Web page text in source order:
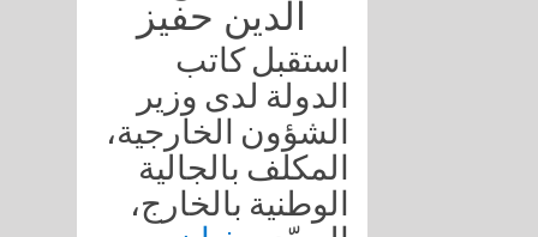
الدين حفيز
استقبل كاتب
الدولة لدى وزير
الشؤون الخارجية،
المكلف بالجالية
الوطنية بالخارج،